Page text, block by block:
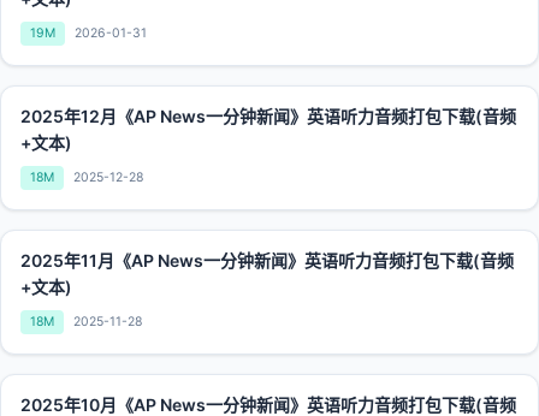
19M 2026-01-31
2025年12月《AP News一分钟新闻》英语听力音频打包下载(音频
+文本)
18M 2025-12-28
2025年11月《AP News一分钟新闻》英语听力音频打包下载(音频
+文本)
18M 2025-11-28
2025年10月《AP News一分钟新闻》英语听力音频打包下载(音频